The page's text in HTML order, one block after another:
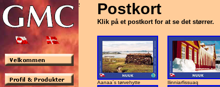
Postkort
Klik på et postkort for at se det størrer.
Aanaa´s tørvehytte Ilinniarfissuaq